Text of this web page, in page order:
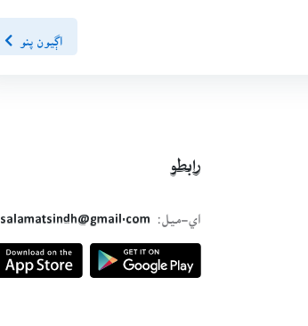
اڳيون پنو
رابطو
اي-ميل:
salamatsindh@gmail.com